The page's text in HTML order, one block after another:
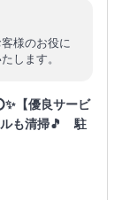
様のお役に
します。
【優良サービ
ルも清掃🎵 駐